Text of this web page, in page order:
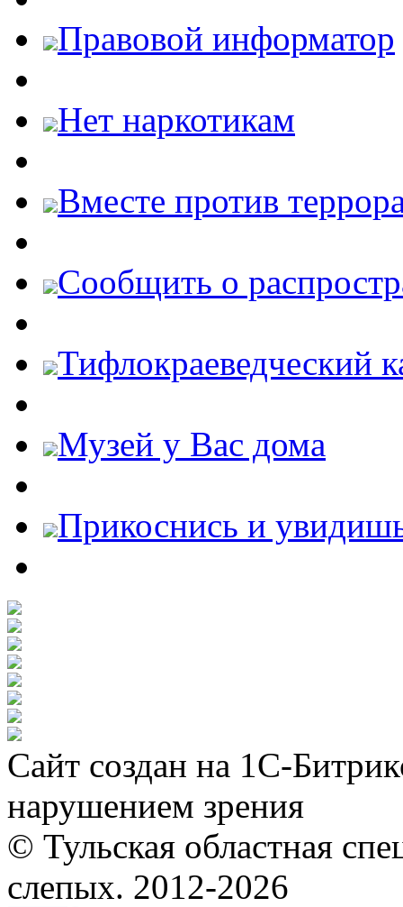
Правовой информатор
Нет наркотикам
Вместе против
Cообщить о
Тифлокраеведческий
Музей у Вас дома
Прикоснись и
Сайт создан на 1С-
нарушением зрения
© Тульская областная
слепых. 2012-2026